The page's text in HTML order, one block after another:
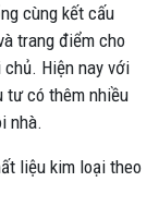
cùng kết cấu
trang điểm cho
Hiện nay với
tư có thêm nhiều
nhà.
liệu kim loại theo